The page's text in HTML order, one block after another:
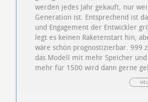
werden jedes Jahr gekauft, nur
Generation ist. Entsprechend ist
und Engagement der Entwickler
legt es keinen Raketenstart hin,
wäre schön prognostizierbar. 999
das Modell mit mehr Speicher
mehr für 1500 wird dann gerne